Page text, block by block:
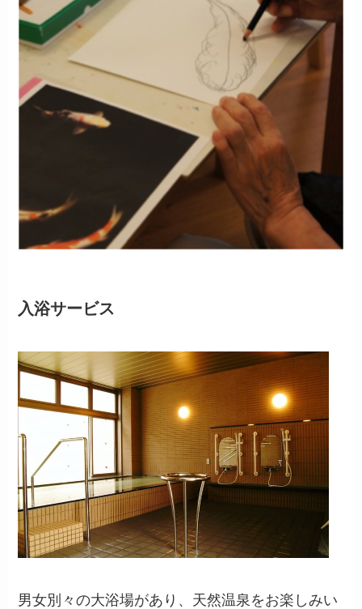
入浴サービス
男女別々の大浴場があり、天然温泉をお楽しみい